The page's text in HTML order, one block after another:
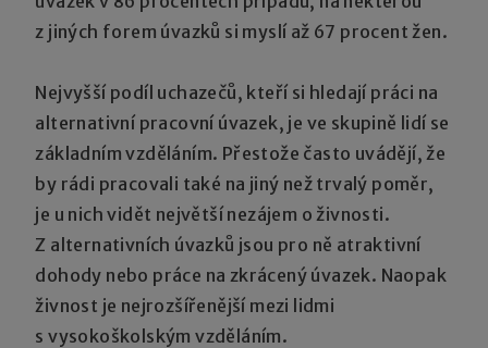
z jiných forem úvazků si myslí až 67 procent žen.
Nejvyšší podíl uchazečů, kteří si hledají práci na
alternativní pracovní úvazek, je ve skupině lidí se
základním vzděláním. Přestože často uvádějí, že
by rádi pracovali také na jiný než trvalý poměr,
je u nich vidět největší nezájem o živnosti.
Z alternativních úvazků jsou pro ně atraktivní
dohody nebo práce na zkrácený úvazek. Naopak
živnost je nejrozšířenější mezi lidmi
s vysokoškolským vzděláním.